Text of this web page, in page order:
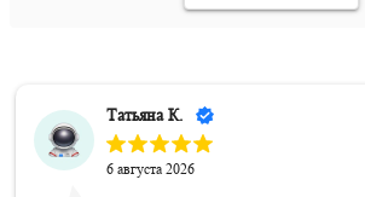
Татьяна К.
6 августа 2026